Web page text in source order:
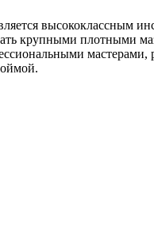
крупными плотными